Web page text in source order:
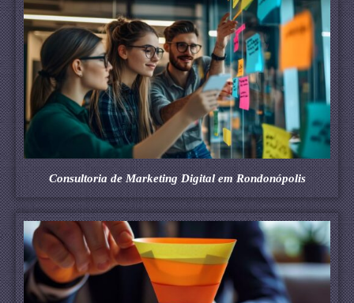
Consultoria de Marketing Digital em Rondonópolis